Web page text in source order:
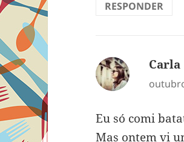
RESPONDER
Carla
Eu só comi
Mas ontem vi